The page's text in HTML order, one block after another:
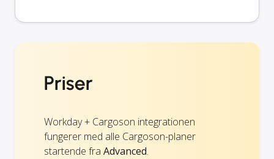
Priser
Workday + Cargoson integrationen
fungerer med alle Cargoson-planer
startende fra Advanced.